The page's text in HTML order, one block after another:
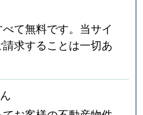
て無料です。当サイ
求することは一切あ